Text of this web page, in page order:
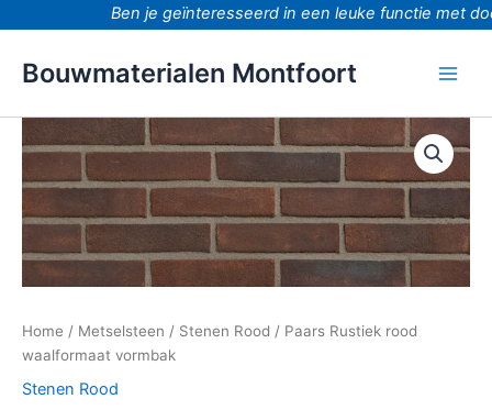
Ben je geïnteresseerd in een leuke functie met
Bouwmaterialen Montfoort
Home / Metselsteen / Stenen Rood / Paars Rustiek rood
waalformaat vormbak
Stenen Rood
Rustiek
waalformaat
vormbak
aantal